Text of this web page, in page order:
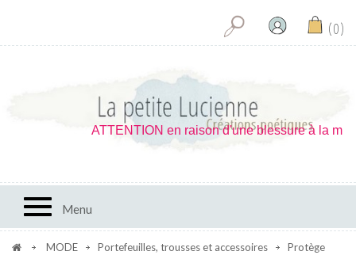
0
Toggle navigation
Menu
ATTENTION en raison d'une blessure à la
MODE Portefeuilles, trousses et accessoires
Protège